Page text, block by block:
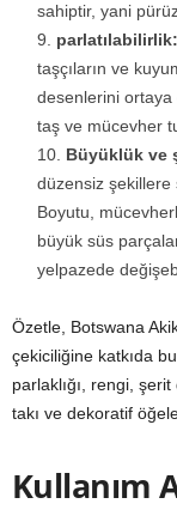
sahiptir, yani
parlatılabilirlik:
taşçıların ve
desenlerini ortaya
taş ve mücevher
Büyüklük ve
düzensiz
Boyutu,
büyük süs
yelpazede
Özetle, Botswana
çekiciliğine katkıda
parlaklığı, rengi,
takı ve dekoratif
Kullanım